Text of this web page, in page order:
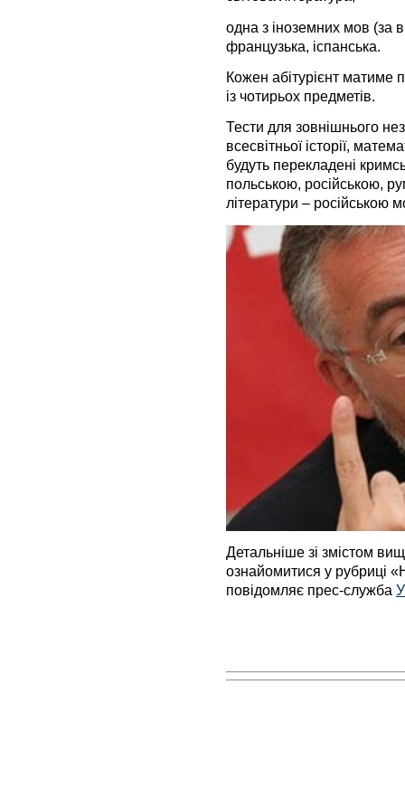
одна з іноземних мов (за
французька, іспанська.
Кожен абітурієнт матиме
із чотирьох предметів.
Тести для зовнішнього
всесвітньої історії,
будуть перекладені
польською, російською,
літератури – російською
Детальніше зі змістом
ознайомитися у рубриці
повідомляє прес-служба